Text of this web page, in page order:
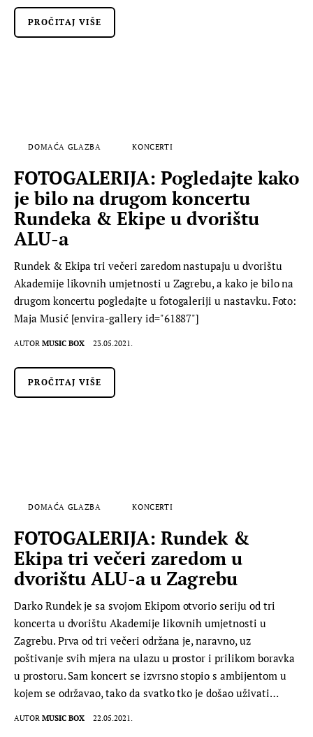
PROČITAJ VIŠE
DOMAĆA GLAZBA KONCERTI
FOTOGALERIJA: Pogledajte kako
je bilo na drugom koncertu
Rundeka & Ekipe u dvorištu
ALU-a
Rundek & Ekipa tri večeri zaredom nastupaju u dvorištu
Akademije likovnih umjetnosti u Zagrebu, a kako je bilo na
drugom koncertu pogledajte u fotogaleriji u nastavku. Foto:
Maja Musić [envira-gallery id="61887"]
AUTOR MUSIC BOX 23.05.2021.
PROČITAJ VIŠE
DOMAĆA GLAZBA KONCERTI
FOTOGALERIJA: Rundek &
Ekipa tri večeri zaredom u
dvorištu ALU-a u Zagrebu
Darko Rundek je sa svojom Ekipom otvorio seriju od tri
koncerta u dvorištu Akademije likovnih umjetnosti u
Zagrebu. Prva od tri večeri održana je, naravno, uz
poštivanje svih mjera na ulazu u prostor i prilikom boravka
u prostoru. Sam koncert se izvrsno stopio s ambijentom u
kojem se održavao, tako da svatko tko je došao uživati…
AUTOR MUSIC BOX 22.05.2021.